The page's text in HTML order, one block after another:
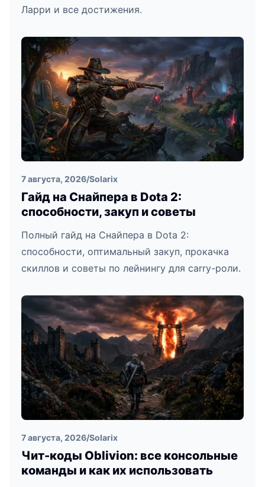
Ларри и все достижения.
7 августа, 2026/Solarix
Гайд на Снайпера в Dota 2:
способности, закуп и советы
Полный гайд на Снайпера в Dota 2:
способности, оптимальный закуп, прокачка
скиллов и советы по лейнингу для carry-роли.
7 августа, 2026/Solarix
Чит-коды Oblivion: все консольные
команды и как их использовать